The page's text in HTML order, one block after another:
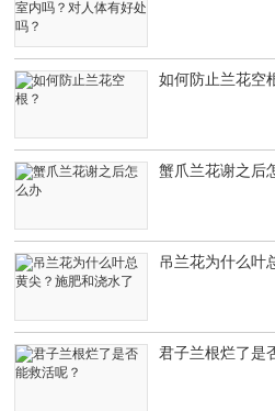
如何防止兰花空
蟹爪兰花谢之后
吊兰花为什么叶
君子兰根烂了是